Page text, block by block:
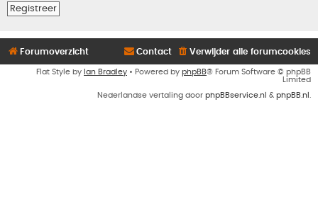
Registreer
Forumoverzicht Verwijder alle forumcookies
Contact
Flat Style by Ian Bradley • Powered by phpBB® Forum Software © phpBB
Limited
Nederlandse vertaling door phpBBservice.nl & phpBB.nl .